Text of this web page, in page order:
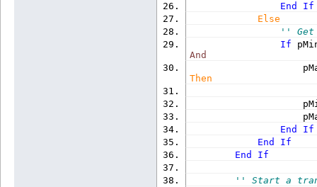
End
If
Else
'' Get
If
And
Then
End
If
End
If
End
If
'' Start a